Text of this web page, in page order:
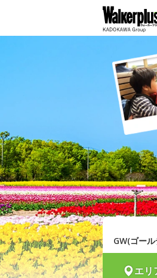
GW(ゴー
エリ